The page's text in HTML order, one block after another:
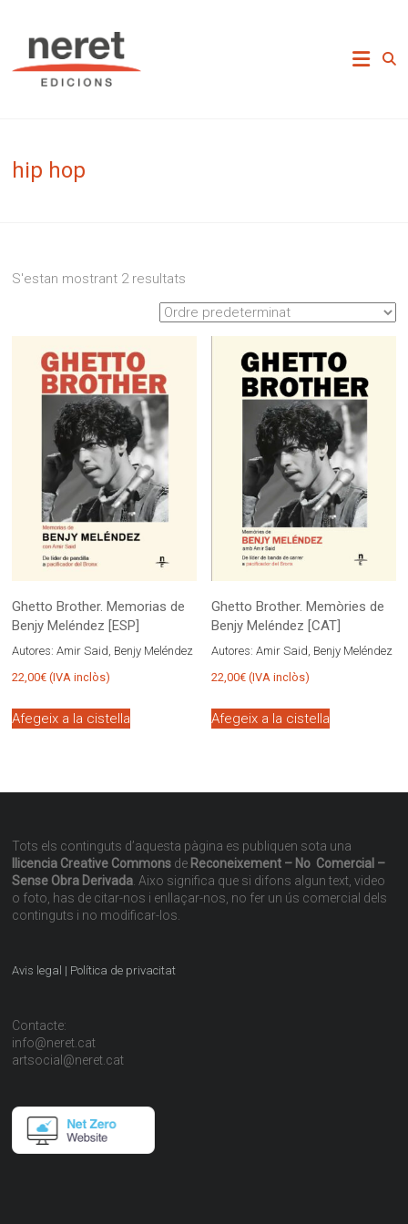
content
Neret Edicions
hip hop
S'estan mostrant 2 resultats
Ghetto Brother. Memorias de
Benjy Meléndez [ESP]
Autores: Amir Said, Benjy Meléndez
22,00€ (IVA inclòs)
Afegeix a la cistella
Ghetto Brother. Memòries de
Benjy Meléndez [CAT]
Autores: Amir Said, Benjy Meléndez
22,00€ (IVA inclòs)
Afegeix a la cistella
Tots els continguts d’aquesta pàgina es publiquen sota una
llicencia Creative Commons de Reconeixement – No Comercial –
Sense Obra Derivada. Aixo significa que si difons algun text, video
o foto, has de citar-nos i enllaçar-nos, no fer un ús comercial dels
continguts i no modificar-los.
Avis legal | Política de privacitat
Contacte:
info@neret.cat
artsocial@neret.cat